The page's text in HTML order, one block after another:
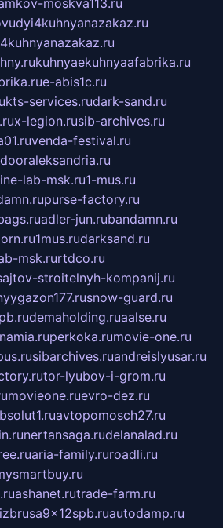
kuhnyaekuhnyaafabrika.ru
e-abis1c.ru
kts-services.rudark-sand.ru
x-legion.rusib-archives.ru
venda-festival.ru
dooraleksandria.ru
lab-msk.ru1-mus.ru
purse-factory.ru
adler-jun.rubandamn.ru
1mus.rudarksand.ru
msk.rurtdco.ru
stroitelnyh-kompanij.ru
snow-guard.ru
demaholding.ruaalse.ru
perkoka.rumovie-one.ru
sibarchives.ruandreislyusar.ru
tor-lyubov-i-grom.ru
movieone.ruevro-dez.ru
avtopomosch27.ru
nertansaga.rudelanalad.ru
aria-family.ruroadli.ru
ashanet.rutrade-farm.ru
autodamp.ru